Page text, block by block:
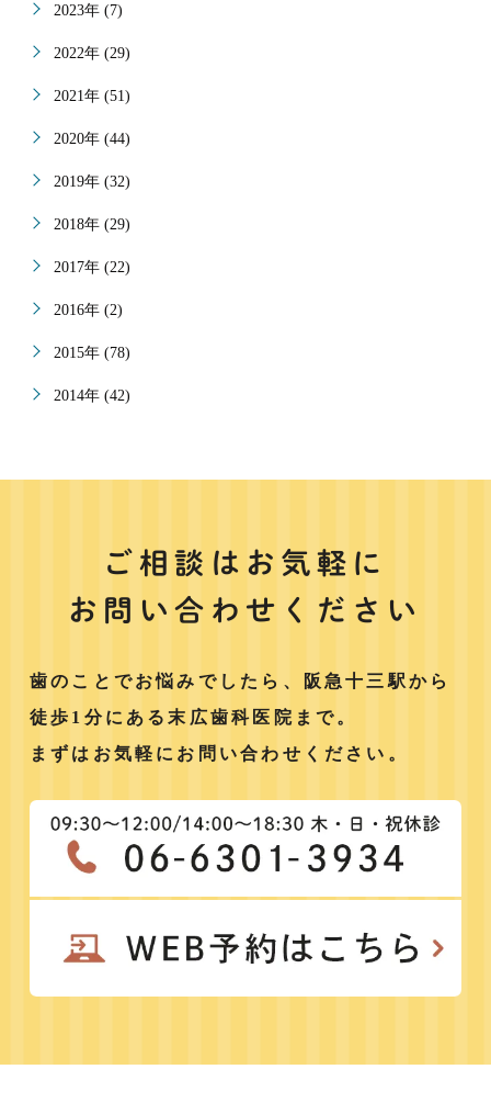
2023年 (7)
2022年 (29)
2021年 (51)
2020年 (44)
2019年 (32)
2018年 (29)
2017年 (22)
2016年 (2)
2015年 (78)
2014年 (42)
ご相談はお気軽に
お問い合わせください
歯のことでお悩みでしたら、阪急十三駅から
徒歩1分にある末広歯科医院まで。
まずはお気軽にお問い合わせください。